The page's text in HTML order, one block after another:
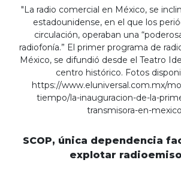
"La radio comercial en México, se
estadounidense, en el que los
circulación, operaban una
radiofonía.” El primer programa de
México, se difundió desde el Teatro
centro histórico. Fotos
https://www.eluniversal.com.mx/
tiempo/la-inauguracion-de-la-
transmisora-en-mexico
SCOP, única dependencia
explotar